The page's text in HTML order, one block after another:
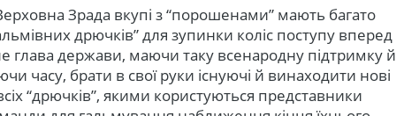
Зрада вкупі з “порошенами” мають багато
дрючків” для зупинки коліс поступу вперед
глава держави, маючи таку всенародну підтримку й
часу, брати в свої руки існуючі й винаходити нові
“дрючків”, якими користуються представники